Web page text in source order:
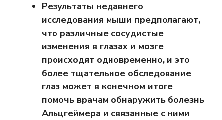
Результаты недавнего
исследования мыши предполагают,
что различные сосудистые
изменения в глазах и мозге
происходят одновременно, и это
более тщательное обследование
глаз может в конечном итоге
помочь врачам обнаружить болезнь
Альцгеймера и связанные с ними